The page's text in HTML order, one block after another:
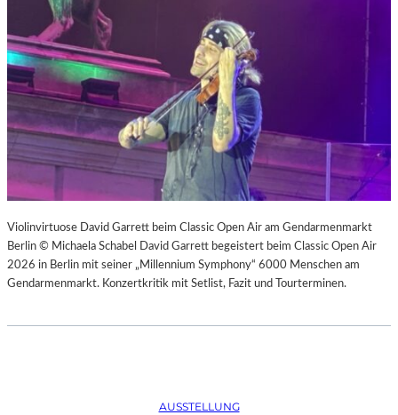
Violinvirtuose David Garrett beim Classic Open Air am Gendarmenmarkt
Berlin © Michaela Schabel David Garrett begeistert beim Classic Open Air
2026 in Berlin mit seiner „Millennium Symphony“ 6000 Menschen am
Gendarmenmarkt. Konzertkritik mit Setlist, Fazit und Tourterminen.
AUSSTELLUNG